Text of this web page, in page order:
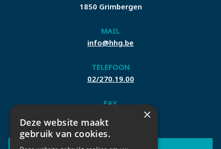
1850 Grimbergen
MAIL
info@hhg.be
TELEFOON
02/270.19.00
FAX
×
Deze website maakt
gebruik van cookies.